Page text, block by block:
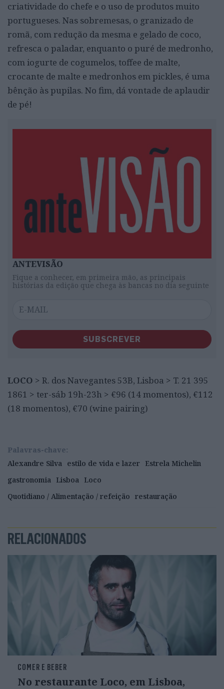
criatividade do chefe e o uso de produtos muito
portugueses. Nas sobremesas, o granizado de
romã, com redução da mesma e gelado de coco,
refresca o paladar, enquanto o puré de medronho,
com iogurte de cogumelos, toffee de malte,
crocante de malte e medronhos em pickles, é uma
bênção às pupilas. No fim, dá vontade de aplaudir
de pé!
ANTEVISÃO
Fique a conhecer, em primeira mão, as principais
histórias da edição que chega às bancas no dia seguinte
SUBSCREVER
LOCO > R. dos Navegantes 53B, Lisboa > T. 21 395
1861 > ter-sáb 19h-23h > €96 (14 momentos), €112
(18 momentos), €70 (wine pairing)
Palavras-chave:
Alexandre Silva estilo de vida e lazer
Estrela Michelin
gastronomia Lisboa Loco
Quotidiano / Alimentação / refeição restauração
RELACIONADOS
COMER E BEBER
No restaurante Loco, em Lisboa,